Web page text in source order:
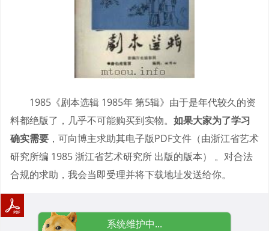
1985《剧本选辑 1985年 第5辑》由于是年代较久的资
料都绝版了，几乎不可能购买到实物。 如果大家为了学习
确实需要 ，可向博主求助其电子版PDF文件（由浙江省艺术
研究所编 1985 浙江省艺术研究所 出版的版本） 。对合法
合规的求助，我会当即受理并将下载地址发送给你。
系统维护中...